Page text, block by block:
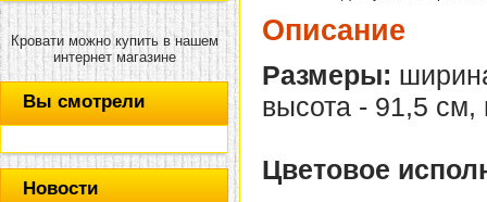
Кровати можно купить в нашем
интернет магазине
Вы смотрели
Новости
Описание
Размеры:
высота - 91,5
Цветовое